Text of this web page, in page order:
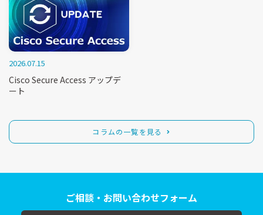
2026.07.15
Cisco Secure Access アップデ
ート
コラムの一覧を見る
ご相談・お問い合わせフォーム